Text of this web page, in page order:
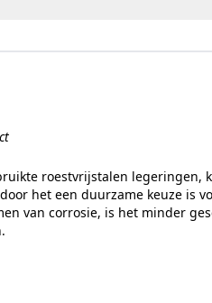
roestvrijstalen
het een duurzame keuze is
van corrosie, is het minder